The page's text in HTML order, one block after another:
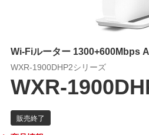
Wi-Fiルーター 1300+600Mbps
WXR-1900DHP2シリーズ
WXR-